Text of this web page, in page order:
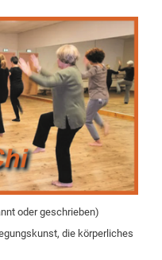
oder geschrieben)
die körperliches